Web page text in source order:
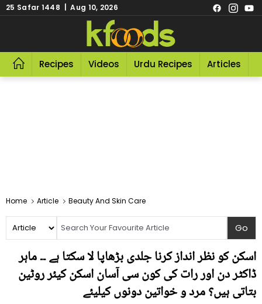
25 Safar 1448 | Aug 10, 2026
Recipes Videos Urdu Recipes Articles
Home Article Beauty And Skin Care
اسکن کو نظر انداز کرنا جلدی بڑھاپا لا سکتا ہے ۔۔ ماہر
ڈاکٹر دن اور رات کی کون سی آسان اسکن کیئر روٹین
بتاتی ہیں؟ مرد و خواتین دونوں کیلیئے